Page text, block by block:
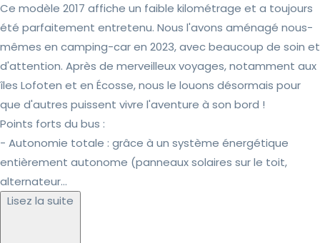
Ce modèle 2017 affiche un faible kilométrage et a toujours
été parfaitement entretenu. Nous l'avons aménagé nous-
mêmes en camping-car en 2023, avec beaucoup de soin et
d'attention. Après de merveilleux voyages, notamment aux
îles Lofoten et en Écosse, nous le louons désormais pour
que d'autres puissent vivre l'aventure à son bord !
Points forts du bus :
- Autonomie totale : grâce à un système énergétique
entièrement autonome (panneaux solaires sur le toit,
alternateur...
Lisez la suite